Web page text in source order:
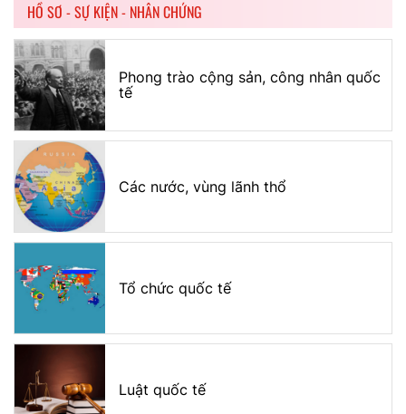
HỒ SƠ - SỰ KIỆN - NHÂN CHỨNG
Phong trào cộng sản, công nhân quốc
tế
Các nước, vùng lãnh thổ
Tổ chức quốc tế
Luật quốc tế